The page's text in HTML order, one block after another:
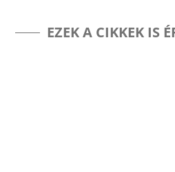
EZEK A CIKKEK IS